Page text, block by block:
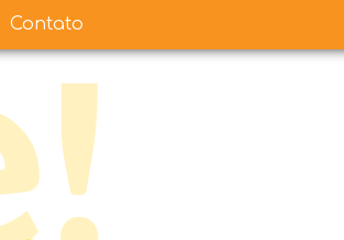
Contato